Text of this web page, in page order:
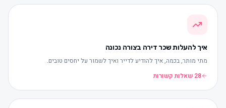
איך להעלות שכר דירה בצורה נכונה
מתי מותר, בכמה, איך להודיע לדייר ואיך לשמור על יחסים טובים.
28 שאלות קשורות